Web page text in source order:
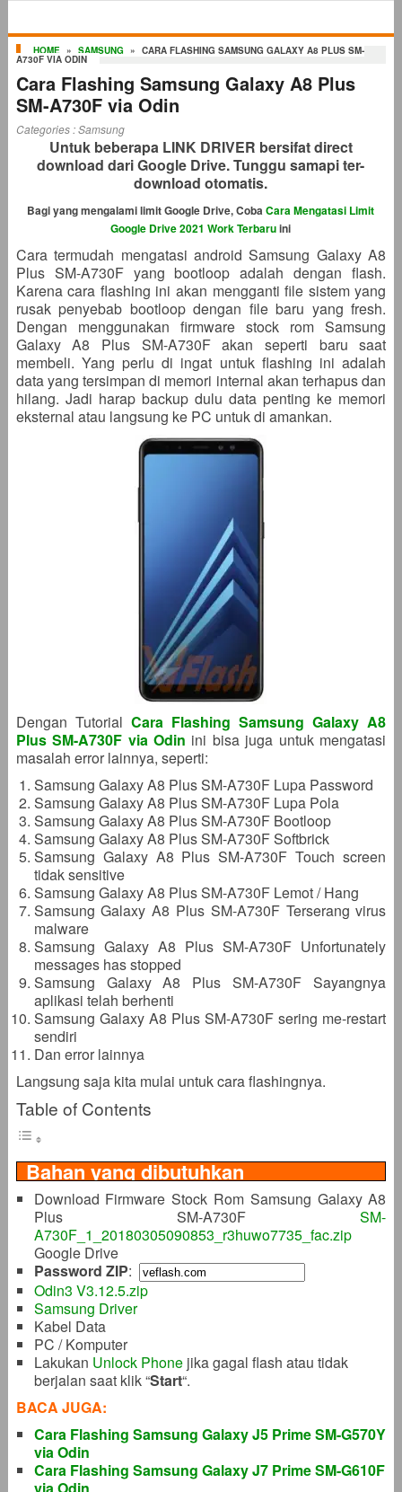
HOME » SAMSUNG » CARA FLASHING SAMSUNG GALAXY A8 PLUS SM-
A730F VIA ODIN
Cara Flashing Samsung Galaxy A8 Plus
SM-A730F via Odin
Categories :Samsung
Untuk beberapa LINK DRIVER bersifat direct
download dari Google Drive. Tunggu samapi ter-
download otomatis.
Bagi yang mengalami limit Google Drive, CobaCara Mengatasi Limit
Google Drive 2021 Work Terbaruini
Cara termudah mengatasi android Samsung Galaxy A8
Plus SM-A730F yang bootloop adalah dengan flash.
Karena cara flashing ini akan mengganti file sistem yang
rusak penyebab bootloop dengan file baru yang fresh.
Dengan menggunakan firmware stock rom Samsung
Galaxy A8 Plus SM-A730F akan seperti baru saat
membeli. Yang perlu di ingat untuk flashing ini adalah
data yang tersimpan di memori internal akan terhapus dan
hilang. Jadi harap backup dulu data penting ke memori
eksternal atau langsung ke PC untuk di amankan.
Dengan Tutorial Cara Flashing Samsung Galaxy A8
Plus SM-A730F via Odin ini bisa juga untuk mengatasi
masalah error lainnya, seperti:
Samsung Galaxy A8 Plus SM-A730F Lupa Password
Samsung Galaxy A8 Plus SM-A730F Lupa Pola
Samsung Galaxy A8 Plus SM-A730F Bootloop
Samsung Galaxy A8 Plus SM-A730F Softbrick
Samsung Galaxy A8 Plus SM-A730F Touch screen
tidak sensitive
Samsung Galaxy A8 Plus SM-A730F Lemot / Hang
Samsung Galaxy A8 Plus SM-A730F Terserang virus
malware
Samsung Galaxy A8 Plus SM-A730F Unfortunately
messages has stopped
Samsung Galaxy A8 Plus SM-A730F Sayangnya
aplikasi telah berhenti
Samsung Galaxy A8 Plus SM-A730F sering me-restart
sendiri
Dan error lainnya
Langsung saja kita mulai untuk cara flashingnya.
Table of Contents
Bahan yang dibutuhkan
Download Firmware Stock Rom Samsung Galaxy A8
Plus SM-A730FSM-
A730F_1_20180305090853_r3huwo7735_fac.zip
Google Drive
Password ZIP:
Odin3 V3.12.5.zip
Samsung Driver
Kabel Data
PC / Komputer
Lakukan Unlock Phonejika gagal flash atau tidak
berjalan saat klik “Start“.
BACA JUGA:
Cara Flashing Samsung Galaxy J5 Prime SM-G570Y
via Odin
Cara Flashing Samsung Galaxy J7 Prime SM-G610F